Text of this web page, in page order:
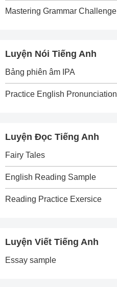
Mastering Grammar Challenge
Luyện Nói Tiếng Anh
Bảng phiên âm IPA
Practice English Pronunciation
Luyện Đọc Tiếng Anh
Fairy Tales
English Reading Sample
Reading Practice Exersice
Luyện Viết Tiếng Anh
Essay sample